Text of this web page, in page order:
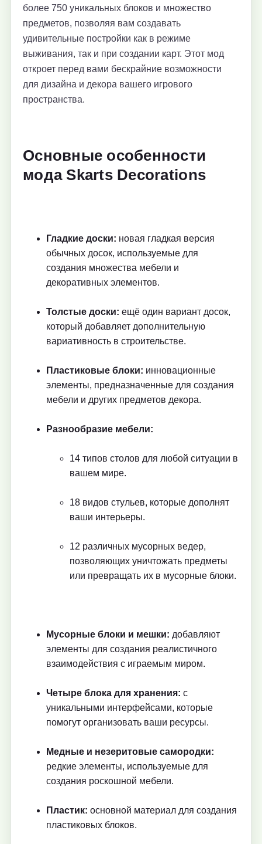
более 750 уникальных блоков и множество
предметов, позволяя вам создавать
удивительные постройки как в режиме
выживания, так и при создании карт. Этот мод
откроет перед вами бескрайние возможности
для дизайна и декора вашего игрового
пространства.
Основные особенности
мода Skarts Decorations
Гладкие доски: новая гладкая версия
обычных досок, используемые для
создания множества мебели и
декоративных элементов.
Толстые доски: ещё один вариант досок,
который добавляет дополнительную
вариативность в строительстве.
Пластиковые блоки: инновационные
элементы, предназначенные для создания
мебели и других предметов декора.
Разнообразие мебели:
14 типов столов для любой ситуации в
вашем мире.
18 видов стульев, которые дополнят
ваши интерьеры.
12 различных мусорных ведер,
позволяющих уничтожать предметы
или превращать их в мусорные блоки.
Мусорные блоки и мешки: добавляют
элементы для создания реалистичного
взаимодействия с играемым миром.
Четыре блока для хранения: с
уникальными интерфейсами, которые
помогут организовать ваши ресурсы.
Медные и незеритовые самородки:
редкие элементы, используемые для
создания роскошной мебели.
Пластик: основной материал для создания
пластиковых блоков.